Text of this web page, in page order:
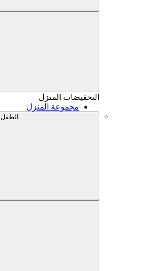
التخفيضات المنزل
مجموعة المنزل
الطفل